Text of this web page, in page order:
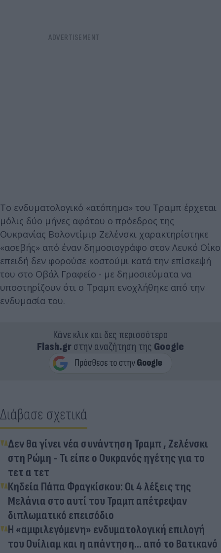
Το ενδυματολογικό «ατόπημα» του Τραμπ έρχεται
μόλις δύο μήνες αφότου ο πρόεδρος της
Ουκρανίας Βολοντίμιρ Ζελένσκι χαρακτηρίστηκε
«ασεβής» από έναν δημοσιογράφο στον Λευκό Οίκο
επειδή δεν φορούσε κοστούμι κατά την επίσκεψή
του στο Οβάλ Γραφείο - με δημοσιεύματα να
υποστηρίζουν ότι ο Τραμπ ενοχλήθηκε από την
ενδυμασία του.
Κάνε κλικ και δες περισσότερο
Flash.grστην αναζήτηση της Google
Διάβασε σχετικά
Δεν θα γίνει νέα συνάντηση Τραμπ , Ζελένσκι
στη Ρώμη - Τι είπε ο Ουκρανός ηγέτης για το
τετ α τετ
Κηδεία Πάπα Φραγκίσκου: Οι 4 λέξεις της
Μελάνια στο αυτί του Τραμπ απέτρεψαν
διπλωματικό επεισόδιο
Η «αμφιλεγόμενη» ενδυματολογική επιλογή
του Ουίλιαμ και η απάντηση... από το Βατικανό